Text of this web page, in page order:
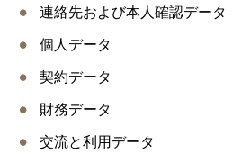
連絡先および本人確認データ
個人データ
契約データ
財務データ
交流と利用データ